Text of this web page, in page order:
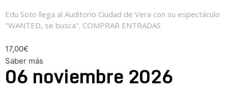
Edu Soto llega al Auditorio Ciudad de Vera con su espectáculo
"WANTED, se busca". COMPRAR ENTRADAS
17,00€
Saber más
06 noviembre 2026